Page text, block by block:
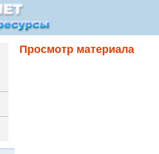
Просмотр материала